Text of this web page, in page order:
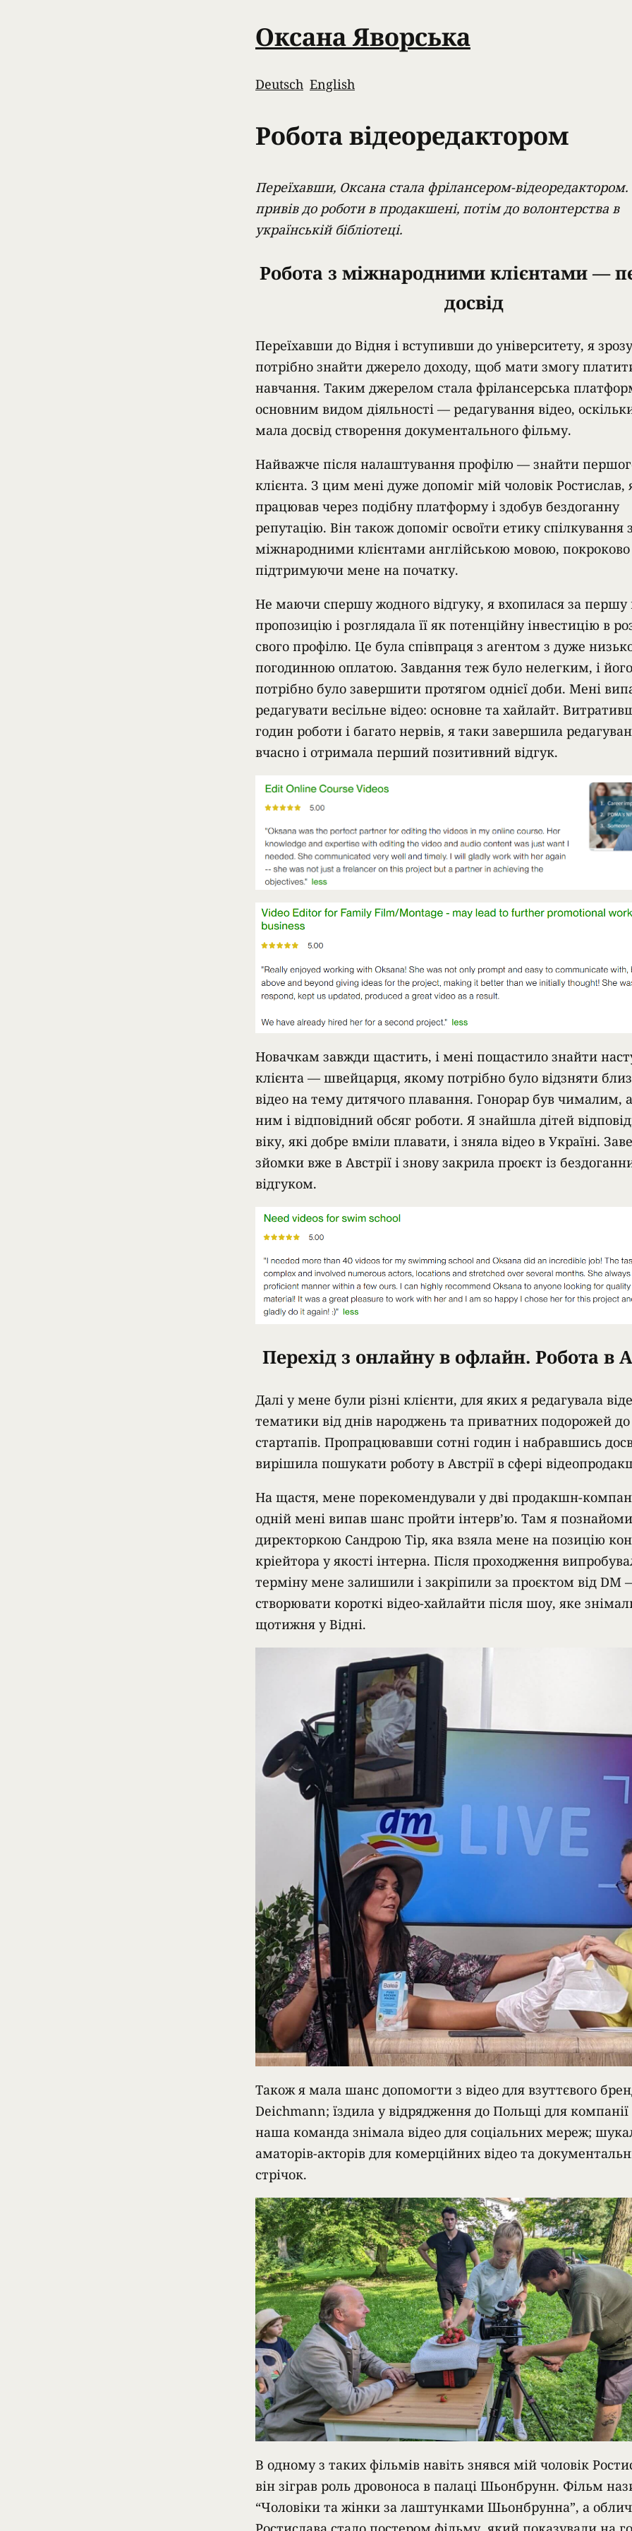
Оксана Яворська
Deutsch English
Робота відеоредакто­ром
Переїхавши, Оксана стала фрілансером-відеоредактором.
привів до роботи в продакшені, потім до волонтерства в
українській бібліотеці.
Робота з міжнародними клієнтами —
досвід
Переїхавши до Відня і вступивши до університету, я
потрібно знайти джерело доходу, щоб мати змогу
навчання. Таким джерелом стала фрілансерська
основним видом діяльності — редагування відео,
мала досвід створення документального фільму.
Найважче після налаштування профілю — знайти
клієнта. З цим мені дуже допоміг мій чоловік
працював через подібну платформу і здобув бездоганну
репутацію. Він також допоміг освоїти етику спілкування
міжнародними клієнтами англійською мовою, покроково
підтримуючи мене на початку.
Не маючи спершу жодного відгуку, я вхопилася за
пропозицію і розглядала її як потенційну інвестицію в
свого профілю. Це була співпраця з агентом з дуже
погодинною оплатою. Завдання теж було нелегким, і його
потрібно було завершити протягом однієї доби. Мені
редагувати весільне відео: основне та хайлайт.
годин роботи і багато нервів, я таки завершила
вчасно і отримала перший позитивний відгук.
Новачкам завжди щастить, і мені пощастило знайти
клієнта — швейцарця, якому потрібно було відзняти
відео на тему дитячого плавання. Гонорар був чималим,
ним і відповідний обсяг роботи. Я знайшла дітей
віку, які добре вміли плавати, і зняла відео в Україні.
зйомки вже в Австрії і знову закрила проєкт із
відгуком.
Перехід з онлайну в офлайн. Робота в
Далі у мене були різні клієнти, для яких я редагувала
тематики від днів народжень та приватних подорожей до
стартапів. Пропрацювавши сотні годин і набравшись
вирішила пошукати роботу в Австрії в сфері
На щастя, мене порекомендували у дві продакшн-
одній мені випав шанс пройти інтерв’ю. Там я
директоркою Сандрою Тір, яка взяла мене на позицію
кріейтора у якості інтерна. Після проходження
терміну мене залишили і закріпили за проєктом від DM
створювати короткі відео-хайлайти після шоу, яке
щотижня у Відні.
Також я мала шанс допомогти з відео для взуттєвого
Deichmann; їздила у відрядження до Польщі для
наша команда знімала відео для соціальних мереж;
аматорів-акторів для комерційних відео та
стрічок.
В одному з таких фільмів навіть знявся мій чоловік
він зіграв роль дровоноса в палаці Шьонбрунн. Фільм
“Чоловіки та жінки за лаштунками Шьонбрунна”, а